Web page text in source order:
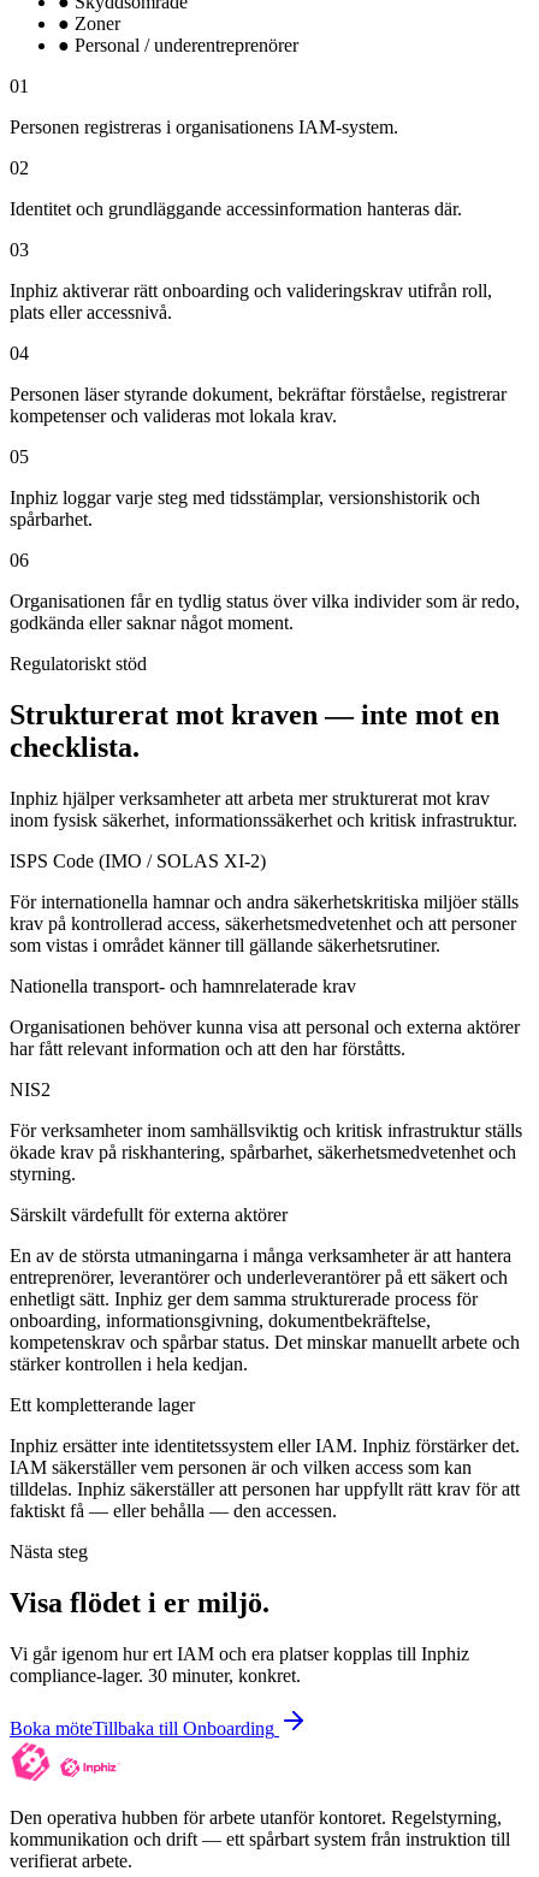
● Zoner
● Personal / underentreprenörer
01
Personen registreras i organisationens IAM-system.
02
Identitet och grundläggande accessinformation hanteras där.
03
Inphiz aktiverar rätt onboarding och valideringskrav utifrån roll,
plats eller accessnivå.
04
Personen läser styrande dokument, bekräftar förståelse, registrerar
kompetenser och valideras mot lokala krav.
05
Inphiz loggar varje steg med tidsstämplar, versionshistorik och
spårbarhet.
06
Organisationen får en tydlig status över vilka individer som är redo,
godkända eller saknar något moment.
Regulatoriskt stöd
Strukturerat mot kraven — inte mot en
checklista.
Inphiz hjälper verksamheter att arbeta mer strukturerat mot krav
inom fysisk säkerhet, informationssäkerhet och kritisk infrastruktur.
ISPS Code (IMO / SOLAS XI-2)
För internationella hamnar och andra säkerhetskritiska miljöer ställs
krav på kontrollerad access, säkerhetsmedvetenhet och att personer
som vistas i området känner till gällande säkerhetsrutiner.
Nationella transport- och hamnrelaterade krav
Organisationen behöver kunna visa att personal och externa aktörer
har fått relevant information och att den har förståtts.
NIS2
För verksamheter inom samhällsviktig och kritisk infrastruktur ställs
ökade krav på riskhantering, spårbarhet, säkerhetsmedvetenhet och
styrning.
Särskilt värdefullt för externa aktörer
En av de största utmaningarna i många verksamheter är att hantera
entreprenörer, leverantörer och underleverantörer på ett säkert och
enhetligt sätt. Inphiz ger dem samma strukturerade process för
onboarding, informationsgivning, dokumentbekräftelse,
kompetenskrav och spårbar status. Det minskar manuellt arbete och
stärker kontrollen i hela kedjan.
Ett kompletterande lager
Inphiz ersätter inte identitetssystem eller IAM. Inphiz förstärker det.
IAM säkerställer vem personen är och vilken access som kan
tilldelas. Inphiz säkerställer att personen har uppfyllt rätt krav för att
faktiskt få — eller behålla — den accessen.
Nästa steg
Visa flödet i er miljö.
Vi går igenom hur ert IAM och era platser kopplas till Inphiz
compliance-lager. 30 minuter, konkret.
Boka möteTillbaka till Onboarding
Den operativa hubben för arbete utanför kontoret. Regelstyrning,
kommunikation och drift — ett spårbart system från instruktion till
verifierat arbete.